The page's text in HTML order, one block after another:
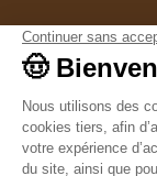
Produits